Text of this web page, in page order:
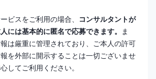
ビスをご利用の場合、
コンサルタントが
には基本的に匿名で応募できます。 ま
は厳重に管理されており、ご本人の許可
を外部に開示することは一切ございませ
してご利用ください。